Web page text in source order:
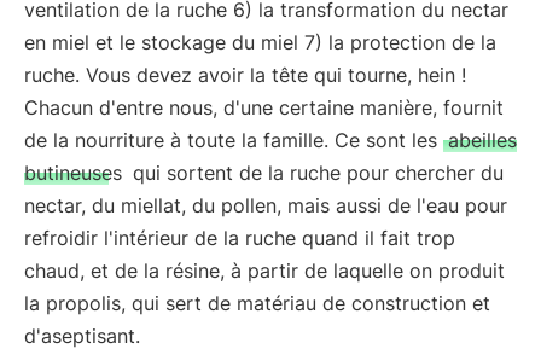
ventilation de la ruche 6) la transformation du nectar
en miel et le stockage du miel 7) la protection de la
ruche. Vous devez avoir la tête qui tourne, hein !
Chacun d'entre nous, d'une certaine manière, fournit
de la nourriture à toute la famille. Ce sont les abeilles
butineuses qui sortent de la ruche pour chercher du
nectar, du miellat, du pollen, mais aussi de l'eau pour
refroidir l'intérieur de la ruche quand il fait trop
chaud, et de la résine, à partir de laquelle on produit
la propolis, qui sert de matériau de construction et
d'aseptisant.